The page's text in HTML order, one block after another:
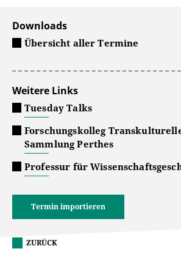
Downloads
Übersicht aller Termine
Weitere Links
Tuesday Talks
Forschungskolleg
Sammlung Perthes
Professur für
Termin importieren
ZURÜCK